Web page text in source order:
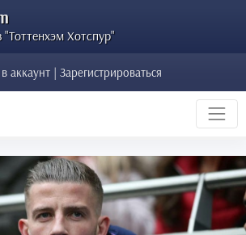
Хотспур"
аккаунт | Зарегистрироваться